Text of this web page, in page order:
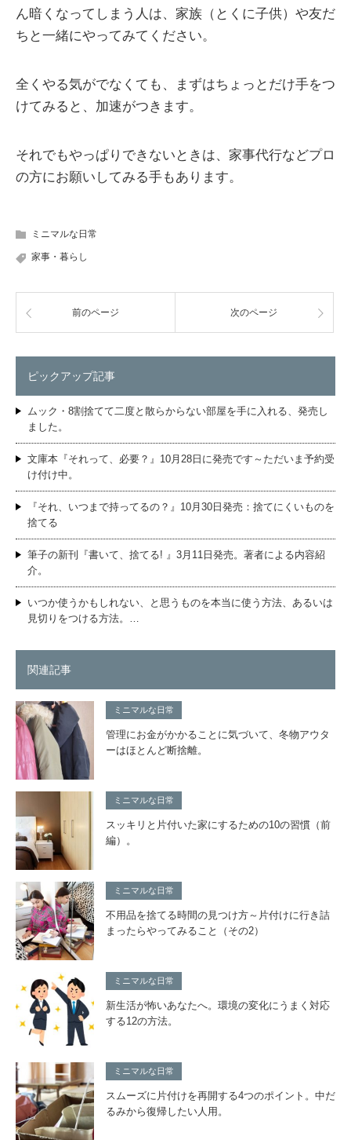
ん暗くなってしまう人は、家族（とくに子供）や友だ
ちと一緒にやってみてください。
全くやる気がでなくても、まずはちょっとだけ手をつ
けてみると、加速がつきます。
それでもやっぱりできないときは、家事代行などプロ
の方にお願いしてみる手もあります。
ミニマルな日常
家事・暮らし
前のページ 次のページ
ピックアップ記事
ムック・8割捨てて二度と散らからない部屋を手に入れる、発売し
ました。
文庫本『それって、必要？』10月28日に発売です～ただいま予約受
け付け中。
『それ、いつまで持ってるの？』10月30日発売：捨てにくいものを
捨てる
筆子の新刊『書いて、捨てる! 』3月11日発売。著者による内容紹
介。
いつか使うかもしれない、と思うものを本当に使う方法、あるいは
見切りをつける方法。…
関連記事
ミニマルな日常
管理にお金がかかることに気づいて、冬物アウタ
ーはほとんど断捨離。
ミニマルな日常
スッキリと片付いた家にするための10の習慣（前
編）。
ミニマルな日常
不用品を捨てる時間の見つけ方～片付けに行き詰
まったらやってみること（その2）
ミニマルな日常
新生活が怖いあなたへ。環境の変化にうまく対応
する12の方法。
ミニマルな日常
スムーズに片付けを再開する4つのポイント。中だ
るみから復帰したい人用。